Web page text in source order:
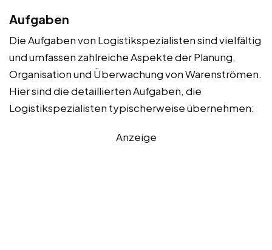
Aufgaben
Die Aufgaben von Logistikspezialisten sind vielfältig
und umfassen zahlreiche Aspekte der Planung,
Organisation und Überwachung von Warenströmen.
Hier sind die detaillierten Aufgaben, die
Logistikspezialisten typischerweise übernehmen:
Anzeige